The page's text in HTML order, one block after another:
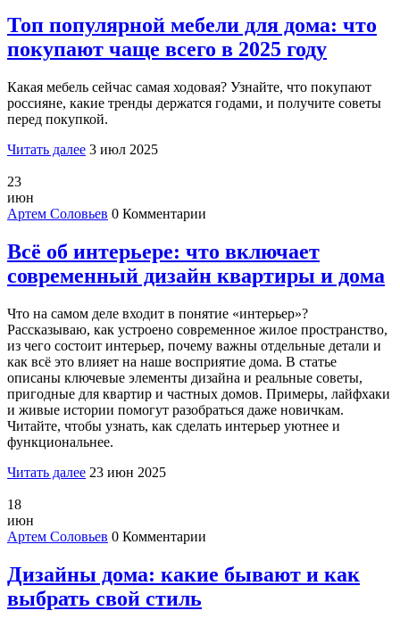
Топ популярной мебели для дома: что
покупают чаще всего в 2025 году
Какая мебель сейчас самая ходовая? Узнайте, что покупают
россияне, какие тренды держатся годами, и получите советы
перед покупкой.
Читать далее 3 июл 2025
23
июн
Артем Соловьев 0 Комментарии
Всё об интерьере: что включает
современный дизайн квартиры и дома
Что на самом деле входит в понятие «интерьер»?
Рассказываю, как устроено современное жилое пространство,
из чего состоит интерьер, почему важны отдельные детали и
как всё это влияет на наше восприятие дома. В статье
описаны ключевые элементы дизайна и реальные советы,
пригодные для квартир и частных домов. Примеры, лайфхаки
и живые истории помогут разобраться даже новичкам.
Читайте, чтобы узнать, как сделать интерьер уютнее и
функциональнее.
Читать далее 23 июн 2025
18
июн
Артем Соловьев 0 Комментарии
Дизайны дома: какие бывают и как
выбрать свой стиль